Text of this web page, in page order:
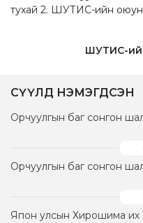
тухай 2. ШУТИС-ийн
ШУТИС-ийн
СҮҮЛД НЭМЭГДСЭН
Орчуулгын баг сонгон
Орчуулгын баг сонгон
Япон улсын Хирошима их